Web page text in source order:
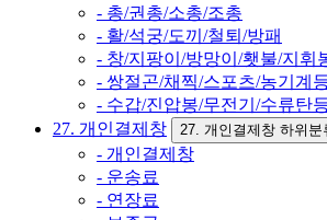
- 총/권총/소총/조총
- 활/석궁/도끼/철퇴/방패
- 창/지팡이/방망이/횃불/지휘
- 쌍절곤/채찍/스포츠/농기계
- 수갑/진압봉/무전기/수류탄
27. 개인결제창
27. 개인결제창 하위분
- 개인결제창
- 운송료
- 연장료